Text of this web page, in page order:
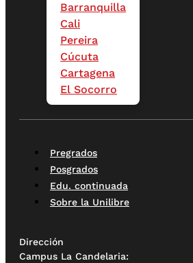
Barranquilla
Cali
Pereira
Cúcuta
Cartagena
El Socorro
Pregrados
Posgrados
Edu. continuada
Sobre la Unilibre
Dirección
Campus La Candelaria: